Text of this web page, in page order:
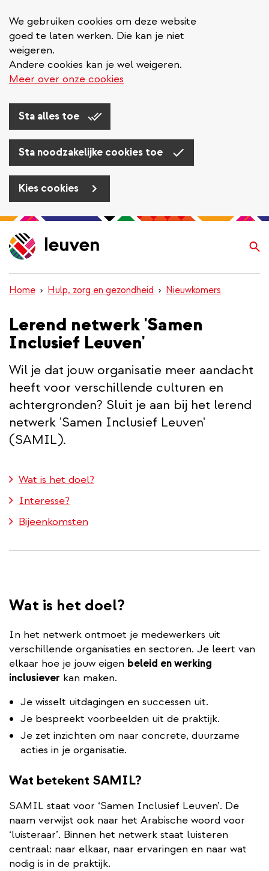
We gebruiken cookies om deze website
goed te laten werken. Die kan je niet
weigeren.
Andere cookies kan je wel weigeren.
Meer over onze cookies
Sta alles toe
Sta noodzakelijke cookies toe
Kies cookies
Overslaan
en
naar
inhoud
gaan
Home Hulp, zorg en gezondheid Nieuwkomers
Lerend netwerk 'Samen
Inclusief Leuven'
Wil je dat jouw organisatie meer aandacht
heeft voor verschillende culturen en
achtergronden? Sluit je aan bij het lerend
netwerk 'Samen Inclusief Leuven'
(SAMIL).
Wat is het doel?
Interesse?
Bijeenkomsten
Wat is het doel?
In het netwerk ontmoet je medewerkers uit
verschillende organisaties en sectoren. Je leert van
elkaar hoe je jouw eigen beleid en werking
inclusiever kan maken.
Je wisselt uitdagingen en successen uit.
Je bespreekt voorbeelden uit de praktijk.
Je zet inzichten om naar concrete, duurzame
acties in je organisatie.
Wat betekent SAMIL?
SAMIL staat voor ‘Samen Inclusief Leuven’. De
naam verwijst ook naar het Arabische woord voor
‘luisteraar’. Binnen het netwerk staat luisteren
centraal: naar elkaar, naar ervaringen en naar wat
nodig is in de praktijk.